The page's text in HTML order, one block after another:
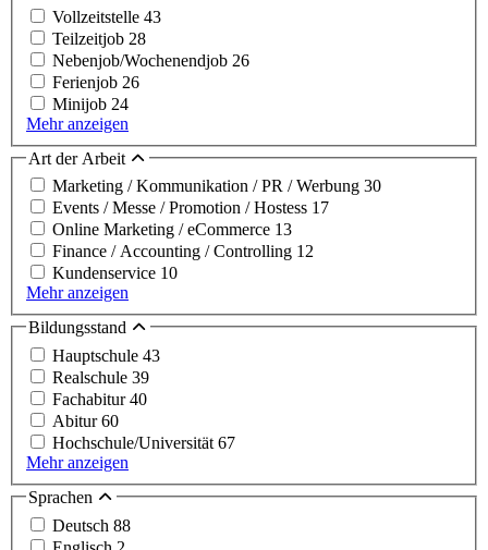
Vollzeitstelle 43
Teilzeitjob 28
Nebenjob/Wochenendjob 26
Ferienjob 26
Minijob 24
Mehr anzeigen
Art der Arbeit
Marketing / Kommunikation / PR / Werbung 30
Events / Messe / Promotion / Hostess 17
Online Marketing / eCommerce 13
Finance / Accounting / Controlling 12
Kundenservice 10
Mehr anzeigen
Bildungsstand
Hauptschule 43
Realschule 39
Fachabitur40
Abitur60
Hochschule/Universität 67
Mehr anzeigen
Sprachen
Deutsch 88